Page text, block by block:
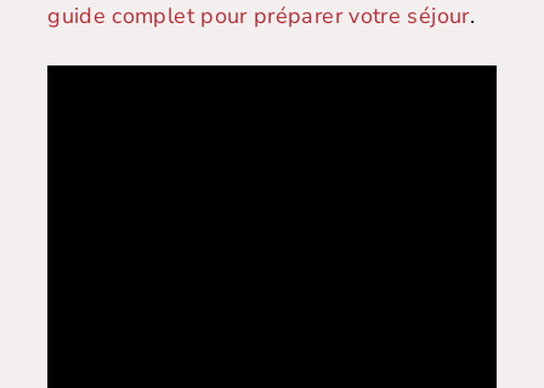
guide complet pour préparer votre séjour.